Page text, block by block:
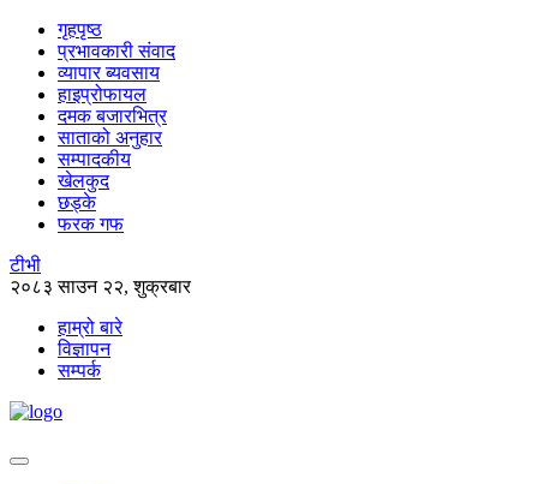
गृहपृष्ठ
प्रभावकारी संवाद
व्यापार ब्यवसाय
हाइप्रोफायल
दमक बजारभित्र
साताको अनुहार
सम्पादकीय
खेलकुद
छड्के
फरक गफ
टीभी
२०८३ साउन २२, शुक्रबार
हाम्रो बारे
विज्ञापन
सम्पर्क